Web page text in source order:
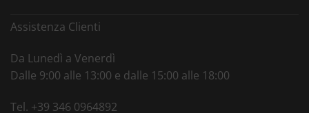
Assistenza Clienti
Da Lunedì a Venerdì
Dalle 9:00 alle 13:00 e dalle 15:00 alle 18:00
Tel. +39 346 0964892